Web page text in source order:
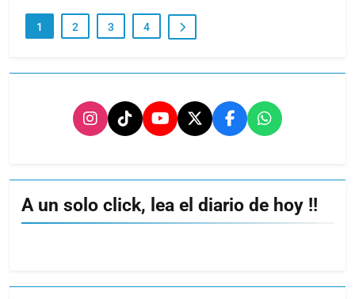
1 2 3 4
A un solo click, lea el diario de hoy !!